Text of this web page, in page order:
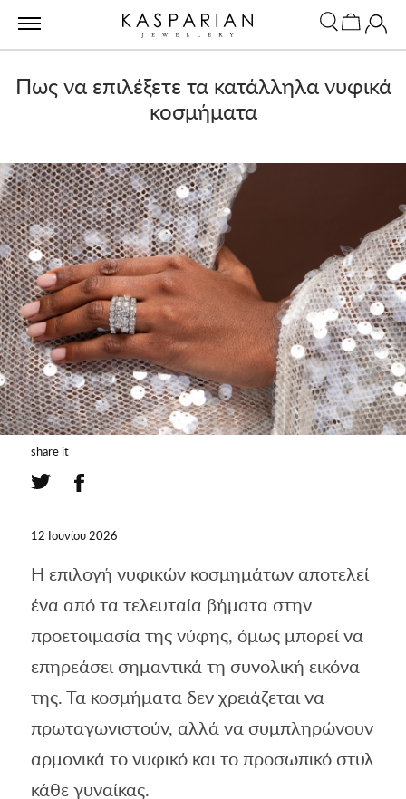
Πως να επιλέξετε τα κατάλληλα νυφικά
κοσμήματα
share it
12 Ιουνίου 2026
Η επιλογή νυφικών κοσμημάτων αποτελεί
ένα από τα τελευταία βήματα στην
προετοιμασία της νύφης, όμως μπορεί να
επηρεάσει σημαντικά τη συνολική εικόνα
της. Τα κοσμήματα δεν χρειάζεται να
πρωταγωνιστούν, αλλά να συμπληρώνουν
αρμονικά το νυφικό και το προσωπικό στυλ
κάθε γυναίκας.